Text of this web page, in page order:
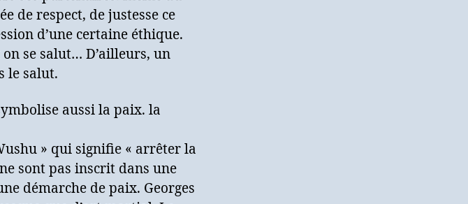
de respect, de justesse ce
d’une certaine éthique.
se salut… D’ailleurs, un
le salut.
aussi la paix. la
» qui signifie « arrêter la
sont pas inscrit dans une
démarche de paix. Georges